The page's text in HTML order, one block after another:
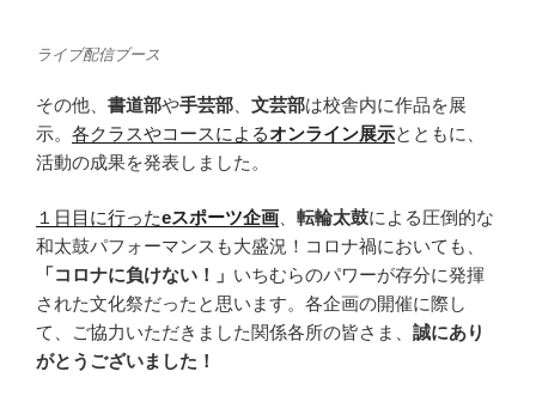
ライブ配信ブース
その他、 書道部や手芸部 文芸部は校舎内に作品を展
示。 各クラスやコースによるオンライン展示とともに、
活動の成果を発表しました。
１日目に行ったeスポーツ企画 転輪太鼓による圧倒的な
和太鼓パフォーマンスも大盛況！コロナ禍においても、
「コロナに負けない！」 いちむらのパワーが存分に発揮
された文化祭だったと思います。各企画の開催に際し
て、ご協力いただきました関係各所の皆さま、 誠にあり
がとうございました！